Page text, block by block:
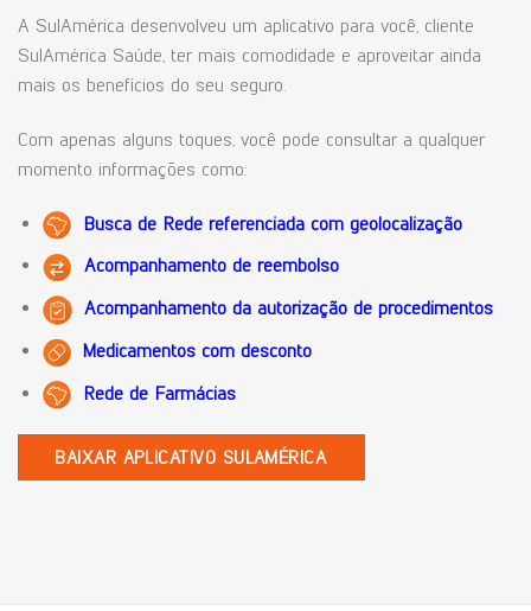
A SulAmérica desenvolveu um aplicativo para você, cliente
SulAmérica Saúde, ter mais comodidade e aproveitar ainda
mais os benefícios do seu seguro.
Com apenas alguns toques, você pode consultar a qualquer
momento informações como:
Busca de Rede referenciada com geolocalização
Acompanhamento de reembolso
Acompanhamento da autorização de procedimentos
Medicamentos com desconto
Rede de Farmácias
BAIXAR APLICATIVO SULAMÉRICA